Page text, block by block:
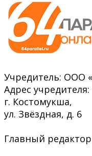
Учредитель: ООО
Адрес
г. Костомукша,
ул. Звёздная, д. 6
Главный